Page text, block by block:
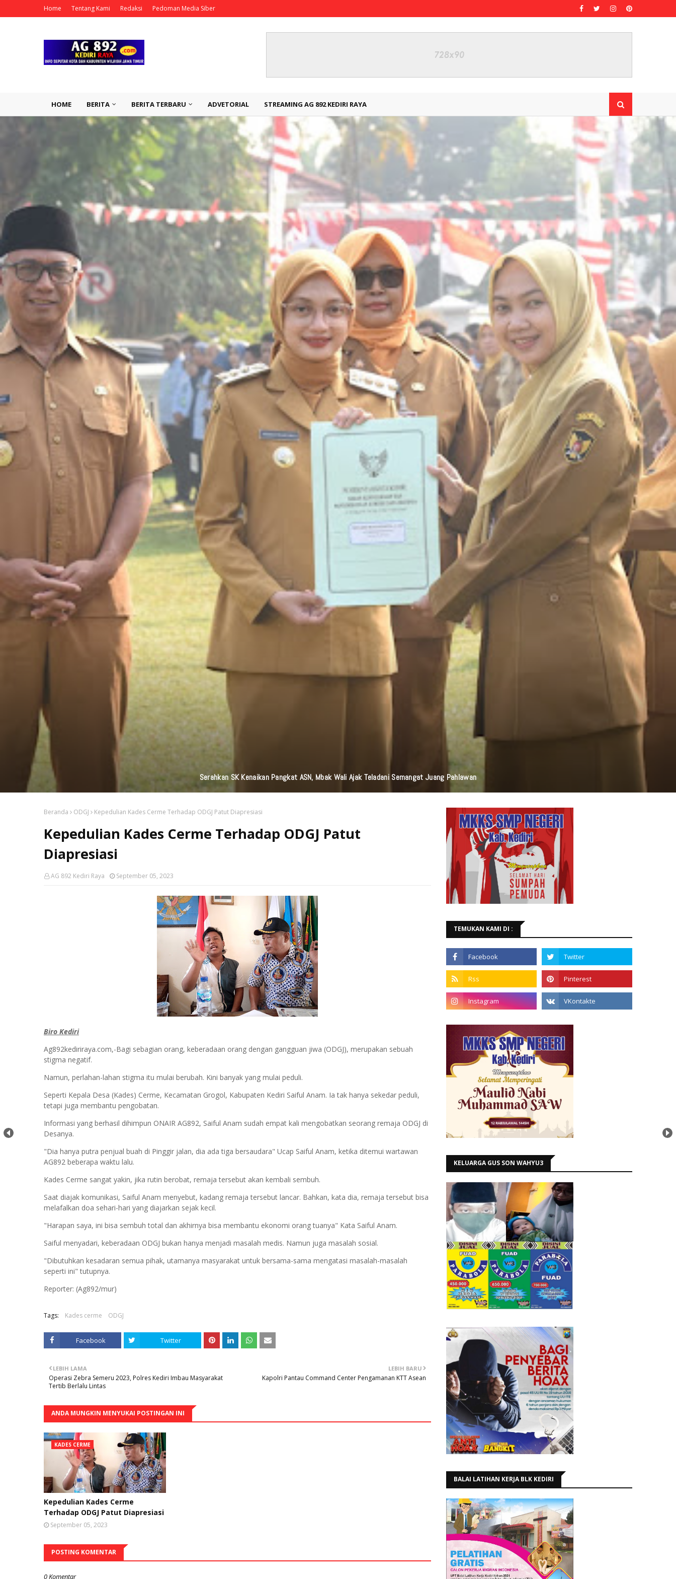
Home Tentang Kami Redaksi Pedoman Media Siber
HOME BERITA BERITA TERBARU ADVETORIAL STREAMING AG 892 KEDIRI RAYA
KAI Daop 7 Madiun Kembali Salurkan Bantuan TJSL Senilai Ratusan Juta Untuk Infrastruktur, Pendidikan, Pelestarian Budaya, Dan Disabilitas
Beranda ODGJ Kepedulian Kades Cerme Terhadap ODGJ Patut Diapresiasi
Kepedulian Kades Cerme Terhadap ODGJ Patut
Diapresiasi
AG 892 Kediri Raya September 05, 2023
Biro Kediri
Ag892kediriraya.com,-Bagi sebagian orang, keberadaan orang dengan gangguan jiwa (ODGJ), merupakan sebuah
stigma negatif.
Namun, perlahan-lahan stigma itu mulai berubah. Kini banyak yang mulai peduli.
Seperti Kepala Desa (Kades) Cerme, Kecamatan Grogol, Kabupaten Kediri Saiful Anam. Ia tak hanya sekedar peduli,
tetapi juga membantu pengobatan.
Informasi yang berhasil dihimpun ONAIR AG892, Saiful Anam sudah empat kali mengobatkan seorang remaja ODGJ di
Desanya.
"Dia hanya putra penjual buah di Pinggir jalan, dia ada tiga bersaudara" Ucap Saiful Anam, ketika ditemui wartawan
AG892 beberapa waktu lalu.
Kades Cerme sangat yakin, jika rutin berobat, remaja tersebut akan kembali sembuh.
Saat diajak komunikasi, Saiful Anam menyebut, kadang remaja tersebut lancar. Bahkan, kata dia, remaja tersebut bisa
melafalkan doa sehari-hari yang diajarkan sejak kecil.
"Harapan saya, ini bisa sembuh total dan akhirnya bisa membantu ekonomi orang tuanya" Kata Saiful Anam.
Saiful menyadari, keberadaan ODGJ bukan hanya menjadi masalah medis. Namun juga masalah sosial.
"Dibutuhkan kesadaran semua pihak, utamanya masyarakat untuk bersama-sama mengatasi masalah-masalah
seperti ini" tutupnya.
Reporter: (Ag892/mur)
Tags: Kades cerme ODGJ
Facebook Twitter
LEBIH BARU
Kapolri Pantau Command Center Pengamanan KTT Asean
LEBIH LAMA
Operasi Zebra Semeru 2023, Polres Kediri Imbau Masyarakat
Tertib Berlalu Lintas
ANDA MUNGKIN MENYUKAI POSTINGAN INI
KADES CERME
Kepedulian Kades Cerme
Terhadap ODGJ Patut Diapresiasi
September 05, 2023
POSTING KOMENTAR
0 Komentar
TEMUKAN KAMI DI :
KELUARGA GUS SON WAHYU3
BALAI LATIHAN KERJA BLK KEDIRI